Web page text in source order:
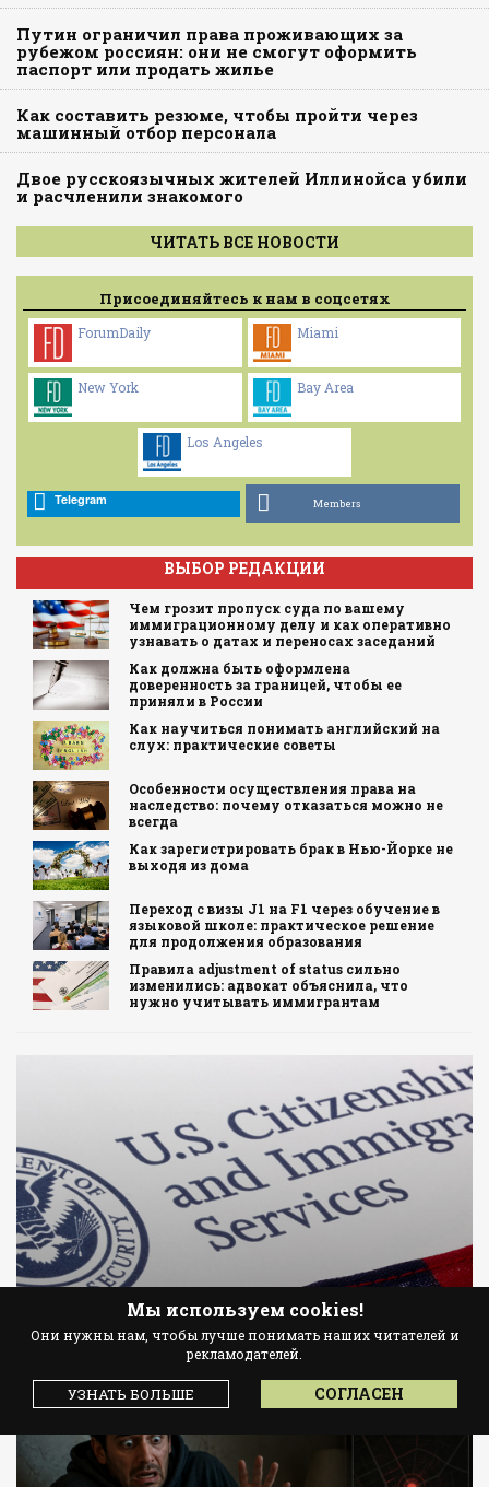
Путин ограничил права проживающих за
рубежом россиян: они не смогут оформить
паспорт или продать жилье
Как составить резюме, чтобы пройти через
машинный отбор персонала
Двое русскоязычных жителей Иллинойса убили
и расчленили знакомого
ЧИТАТЬ ВСЕ НОВОСТИ
Присоединяйтесь к нам в соцсетях
ForumDaily Miami
New York Bay Area
Los Angeles
Telegram Members
ВЫБОР РЕДАКЦИИ
Чем грозит пропуск суда по вашему
иммиграционному делу и как оперативно
узнавать о датах и переносах заседаний
Как должна быть оформлена
доверенность за границей, чтобы ее
приняли в России
Как научиться понимать английский на
слух: практические советы
Особенности осуществления права на
наследство: почему отказаться можно не
всегда
Как зарегистрировать брак в Нью-Йорке не
выходя из дома
Переход с визы J1 на F1 через обучение в
языковой школе: практическое решение
для продолжения образования
Правила adjustment of status сильно
изменились: адвокат объяснила, что
нужно учитывать иммигрантам
USCIS ПРИЗЫВАЕТ ЖИТЕЛЕЙ США
ДОНОСИТЬ НА ИММИГРАНТОВ
Мы используем cookies!
Они нужны нам, чтобы лучше понимать наших читателей и
рекламодателей.
УЗНАТЬ БОЛЬШЕ СОГЛАСЕН